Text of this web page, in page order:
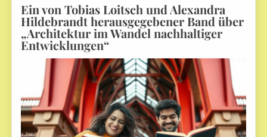
Ein von Tobias Loitsch und Alexandra
Hildebrandt herausgegebener Band über
„Architektur im Wandel nachhaltiger
Entwicklungen“